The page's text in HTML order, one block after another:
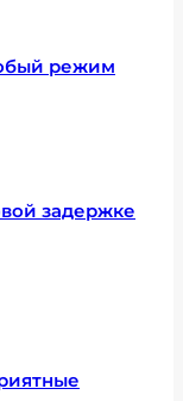
режим
задержке